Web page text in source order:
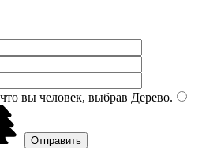
вы человек, выбрав Дерево.